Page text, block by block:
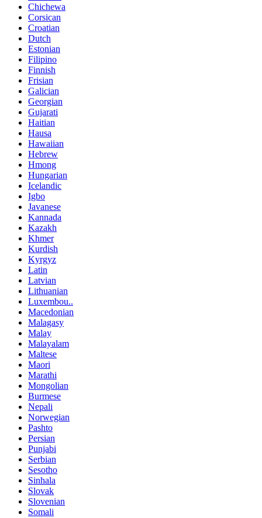
Chichewa
Corsican
Croatian
Dutch
Estonian
Filipino
Finnish
Frisian
Galician
Georgian
Gujarati
Haitian
Hausa
Hawaiian
Hebrew
Hmong
Hungarian
Icelandic
Igbo
Javanese
Kannada
Kazakh
Khmer
Kurdish
Kyrgyz
Latin
Latvian
Lithuanian
Luxembou..
Macedonian
Malagasy
Malay
Malayalam
Maltese
Maori
Marathi
Mongolian
Burmese
Nepali
Norwegian
Pashto
Persian
Punjabi
Serbian
Sesotho
Sinhala
Slovak
Slovenian
Somali